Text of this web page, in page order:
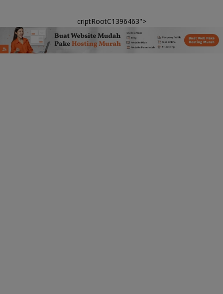
criptRootC1396463">